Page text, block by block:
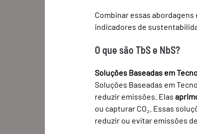
Combinar essas
indicadores de
O que são TbS e NbS?
Soluções Baseadas em
Soluções Baseadas em
reduzir emissões. Elas
ou capturar CO₂. Essas
reduzir ou evitar emissões